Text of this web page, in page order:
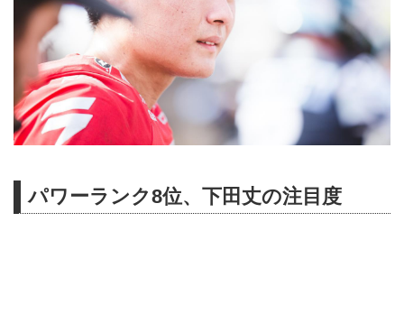
パワーランク8位、下田丈の注目度